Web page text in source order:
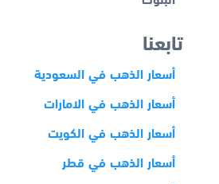
تابعنا
أسعار الذهب في السعودية
أسعار الذهب في الامارات
أسعار الذهب في الكويت
أسعار الذهب في قطر